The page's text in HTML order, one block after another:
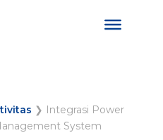
❯ Integrasi Power
System